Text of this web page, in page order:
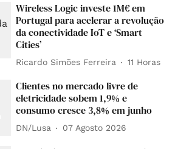
Wireless Logic investe 1M€ em
Portugal para acelerar a revolução
da conectividade IoT e ‘Smart
Cities’
Ricardo Simões Ferreira 11 Horas
Clientes no mercado livre de
eletricidade sobem 1,9% e
consumo cresce 3,8% em junho
DN/Lusa 07 Agosto 2026